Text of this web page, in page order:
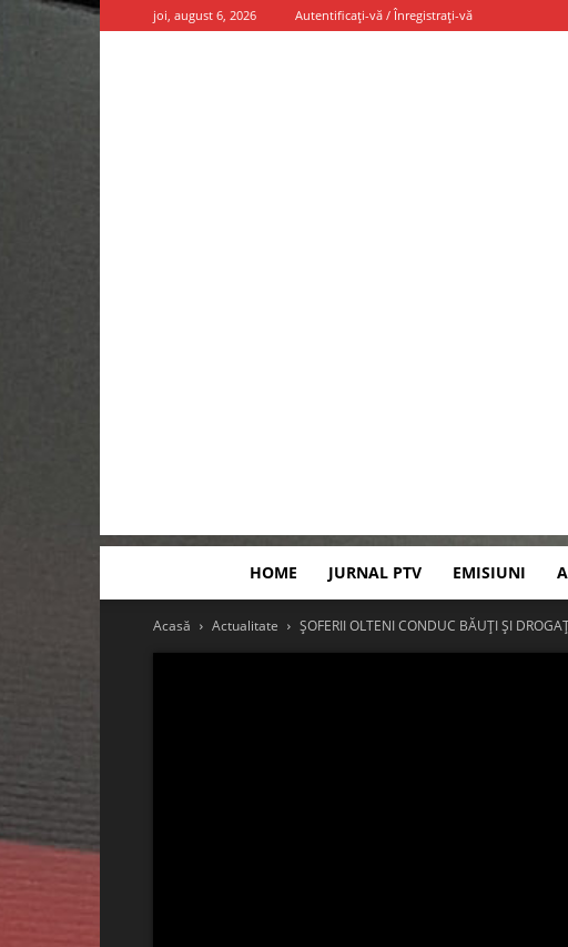
joi, august 6, 2026 Autentificați-vă / Înregistrați-vă
HOME JURNAL PTV EMISIUNI
Acasă Actualitate ȘOFERII OLTENI CONDUC BĂUȚI ȘI